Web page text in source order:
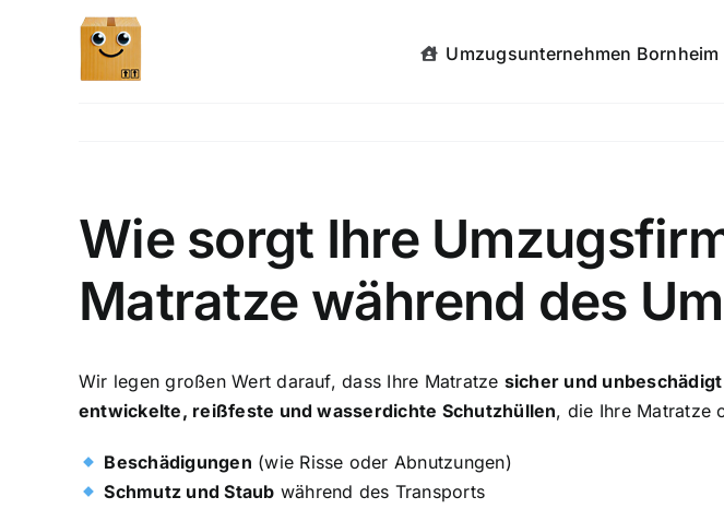
Umzugsunternehmen Bornheim
Wie sorgt Ihre
Matratze während des
Wir legen großen Wert darauf, dass Ihre Matratze sicher und unbeschädigt
entwickelte, reißfeste und wasserdichte Schutzhüllen, die Ihre Matratze
Beschädigungen (wie Risse oder Abnutzungen)
Schmutz und Staub während des Transports